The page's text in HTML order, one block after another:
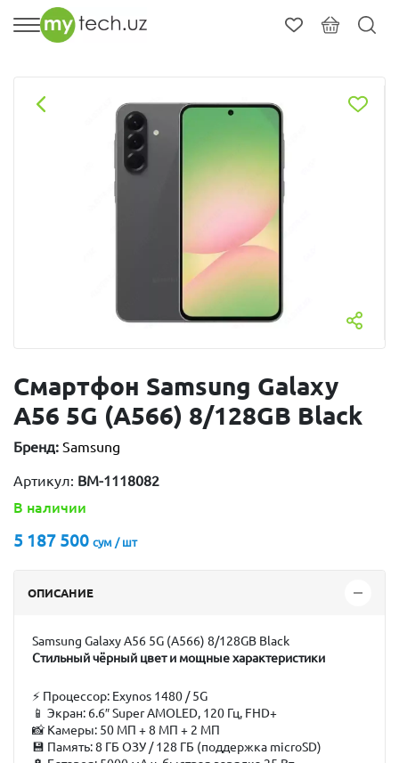
Смартфон Samsung Galaxy
A56 5G (A566) 8/128GB Black
Бренд: Samsung
Артикул: BM-1118082
В наличии
5 187 500 сум / шт
ОПИСАНИЕ
Samsung Galaxy A56 5G (A566) 8/128GB Black
Стильный чёрный цвет и мощные характеристики
⚡ Процессор: Exynos 1480 / 5G
📱 Экран: 6.6″ Super AMOLED, 120 Гц, FHD+
📸 Камеры: 50 МП + 8 МП + 2 МП
💾 Память:8 ГБ ОЗУ / 128 ГБ (поддержка microSD)